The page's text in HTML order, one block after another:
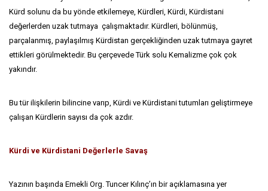
Kürd solunu da bu yönde etkilemeye, Kürdleri, Kürdi, Kürdistani
değerlerden uzak tutmaya çalışmaktadır. Kürdleri, bölünmüş,
parçalanmış, paylaşılmış Kürdistan gerçekliğinden uzak tutmaya gayret
ettikleri görülmektedir. Bu çerçevede Türk solu Kemalizme çok çok
yakındır.
Bu tür ilişkilerin bilincine varıp, Kürdi ve Kürdistani tutumları geliştirmeye
çalışan Kürdlerin sayısı da çok azdır.
Kürdi ve Kürdistani Değerlerle Savaş
Yazının başında Emekli Org. Tuncer Kılınç’ın bir açıklamasına yer